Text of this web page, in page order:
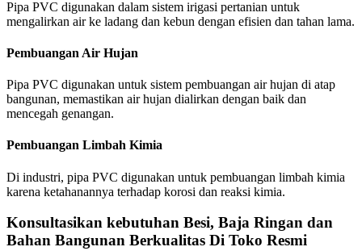
Pipa PVC digunakan dalam sistem irigasi pertanian untuk
mengalirkan air ke ladang dan kebun dengan efisien dan tahan lama.
Pembuangan Air Hujan
Pipa PVC digunakan untuk sistem pembuangan air hujan di atap
bangunan, memastikan air hujan dialirkan dengan baik dan
mencegah genangan.
Pembuangan Limbah Kimia
Di industri, pipa PVC digunakan untuk pembuangan limbah kimia
karena ketahanannya terhadap korosi dan reaksi kimia.
Konsultasikan kebutuhan Besi, Baja Ringan dan
Bahan Bangunan Berkualitas Di Toko Resmi